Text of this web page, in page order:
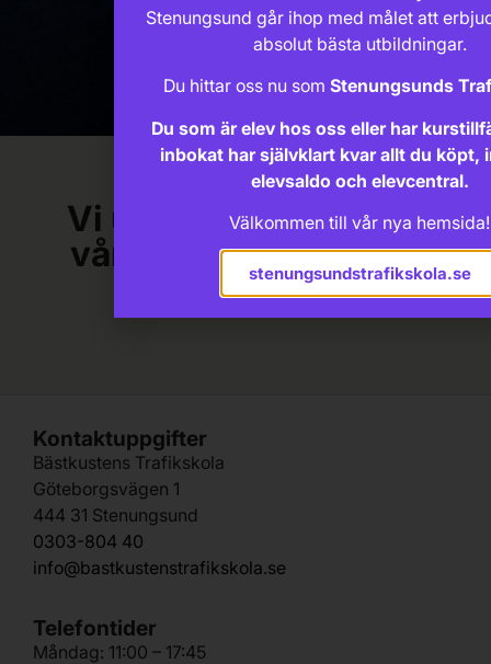
Vi uppdaterar just nu
vår e-handel! (09:49
fredag)
Kontaktuppgifter
Bästkustens Trafikskola
Göteborgsvägen 1
444 31 Stenungsund
0303-804 40
info@bastkustenstrafikskola.se
Telefontider
Måndag: 11:00 – 17:45
Stenungsund går ihop med målet att
absolut bästa utbildningar.
Du hittar oss nu som Stenungsunds
Du som är elev hos oss eller har
inbokat har självklart kvar allt du köpt,
elevsaldo och elevcentral.
Välkommen till vår nya hemsida!
stenungsundstrafikskola.se